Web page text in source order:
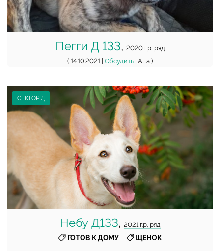
Пегги Д 133, 2020 г.р, ряд
( 14.10.2021 | Обсудить | Alla )
СЕКТОР Д
Небу Д133, 2021 г.р, ряд
ГОТОВ К ДОМУ
ЩЕНОК